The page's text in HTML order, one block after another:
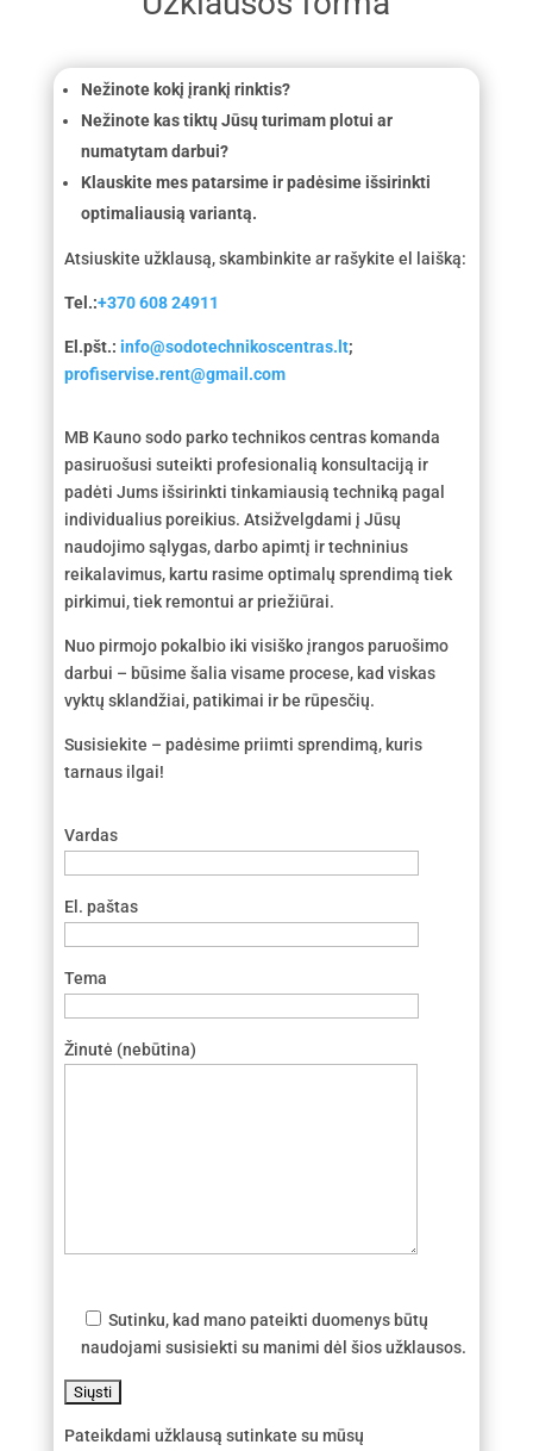
Nežinote kokį įrankį rinktis?
Nežinote kas tiktų Jūsų turimam plotui ar
numatytam darbui?
Klauskite mes patarsime ir padėsime išsirinkti
optimaliausią variantą.
Atsiuskite užklausą, skambinkite ar rašykite el laišką:
Tel.:+370 608 24911
El.pšt.: info@sodotechnikoscentras.lt;
profiservise.rent@gmail.com
MB Kauno sodo parko technikos centras komanda
pasiruošusi suteikti profesionalią konsultaciją ir
padėti Jums išsirinkti tinkamiausią techniką pagal
individualius poreikius. Atsižvelgdami į Jūsų
naudojimo sąlygas, darbo apimtį ir techninius
reikalavimus, kartu rasime optimalų sprendimą tiek
pirkimui, tiek remontui ar priežiūrai.
Nuo pirmojo pokalbio iki visiško įrangos paruošimo
darbui – būsime šalia visame procese, kad viskas
vyktų sklandžiai, patikimai ir be rūpesčių.
Susisiekite – padėsime priimti sprendimą, kuris
tarnaus ilgai!
Vardas
El. paštas
Tema
Žinutė (nebūtina)
Sutinku, kad mano pateikti duomenys būtų
naudojami susisiekti su manimi dėl šios užklausos.
Pateikdami užklausą sutinkate su mūsų